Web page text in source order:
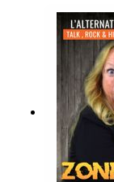
https://
https://
https://